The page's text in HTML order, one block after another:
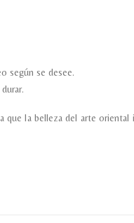
según se desee.
que la belleza del arte oriental